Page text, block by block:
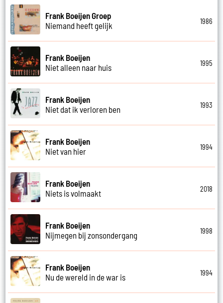
Frank Boeijen Groep
Niemand heeft gelijk
1986
Frank Boeijen
Niet alleen naar huis
1995
Frank Boeijen
Niet dat ik verloren ben
1993
Frank Boeijen
Niet van hier
1994
Frank Boeijen
Niets is volmaakt
2018
Frank Boeijen
Nijmegen bij zonsondergang
1998
Frank Boeijen
Nu de wereld in de war is
1994